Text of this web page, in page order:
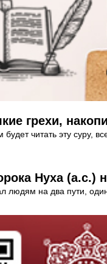
грехи,
будет читать эту суру,
Нуха (а.с.)
людям на два пути, один